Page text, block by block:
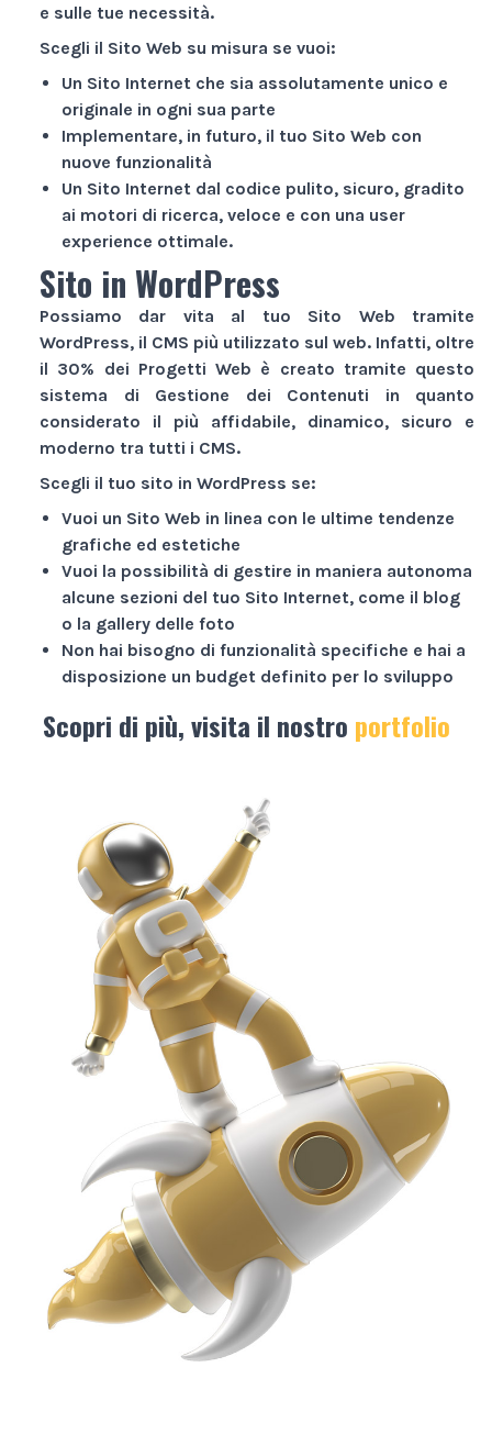
e sulle tue necessità.
Scegli il Sito Web su misura se vuoi:
Un Sito Internet che sia assolutamente unico e
originale in ogni sua parte
Implementare, in futuro, il tuo Sito Web con
nuove funzionalità
Un Sito Internet dal codice pulito, sicuro, gradito
ai motori di ricerca, veloce e con una user
experience ottimale.
Sito in WordPress
Possiamo dar vita al tuo Sito Web tramite
WordPress, il CMS più utilizzato sul web. Infatti, oltre
il 30% dei Progetti Web è creato tramite questo
sistema di Gestione dei Contenuti in quanto
considerato il più affidabile, dinamico, sicuro e
moderno tra tutti i CMS.
Scegli il tuo sito in WordPress se:
Vuoi un Sito Web in linea con le ultime tendenze
grafiche ed estetiche
Vuoi la possibilità di gestire in maniera autonoma
alcune sezioni del tuo Sito Internet, come il blog
o la gallery delle foto
Non hai bisogno di funzionalità specifiche e hai a
disposizione un budget definito per lo sviluppo
Scopri di più, visita il nostro portfolio